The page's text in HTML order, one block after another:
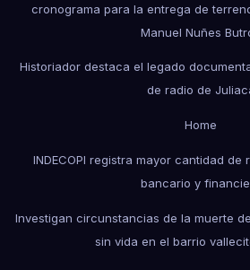
cronograma para la entrega de
Manuel Nuñes
Historiador destaca el legado
de radio de
Home
INDECOPI registra mayor cantidad
bancario y
Investigan circunstancias de la muerte
sin vida en el barrio